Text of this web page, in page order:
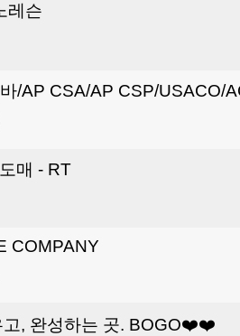
레슨
/AP CSA/AP CSP/USACO/
매 - RT
COMPANY
, 완성하는 곳. BOGO❤️❤️